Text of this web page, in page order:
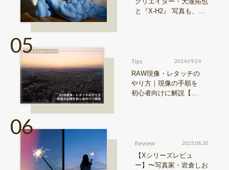
と『X-H2』 写真も、動
Tips 2024.09.24
RAW現像・レタッチの
やり方｜現像の手順を
初心者向けに解説【Sn
Review 2025.08.20
【Xシリーズレビュ
ー】〜写真家・岩倉しお